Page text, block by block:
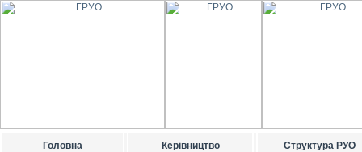
Головна Керівництво Структура РУО